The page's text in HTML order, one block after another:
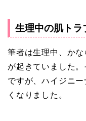
生理中の肌トラ
筆者は生理中、か
が起きていました
ですが、ハイジニ
くなりました。